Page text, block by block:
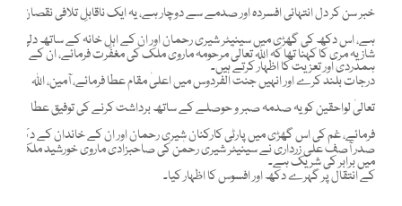
خبر سن کر دل انتہائی افسردہ اور صدمے سے دوچار ہے، یہ ایک ناقابلِ تلافی نقصان
ہے، اس دکھ کی گھڑی میں سینیٹر شیری رحمان اور ان کے اہلِ خانہ کے ساتھ دلی
ہمدردی اور تعزیت کا اظہار کرتے ہیں۔
شازیہ مری کا کہنا تھا کہ اللہ تعالیٰ مرحومہ ماروی ملک کی مغفرت فرمائے، ان کے
درجات بلند کرے اور انہیں جنت الفردوس میں اعلیٰ مقام عطا فرمائے، آمین، اللہ
تعالیٰ لواحقین کو یہ صدمہ صبر و حوصلے کے ساتھ برداشت کرنے کی توفیق عطا
فرمائے، غم کی اس گھڑی میں پارٹی کارکنان شیری رحمان اور ان کے خاندان کے دکھ
میں برابر کی شریک ہے۔
صدر آصف علی زرداری نے سینیٹر شیری رحمٰن کی صاحبزادی ماروی خورشید ملک
کے انتقال پر گہرے دکھ اور افسوس کا اظہار کیا۔